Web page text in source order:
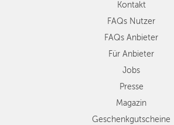
Kontakt
FAQs Nutzer
FAQs Anbieter
Für Anbieter
Jobs
Presse
Magazin
Geschenkgutscheine